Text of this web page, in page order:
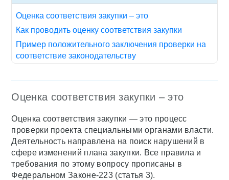
Оценка соответствия закупки – это
Как проводить оценку соответствия закупки
Пример положительного заключения проверки на
соответствие законодательству
Оценка соответствия закупки – это
Оценка соответствия закупки — это процесс
проверки проекта специальными органами власти.
Деятельность направлена на поиск нарушений в
сфере изменений плана закупки. Все правила и
требования по этому вопросу прописаны в
Федеральном Законе-223 (статья 3).